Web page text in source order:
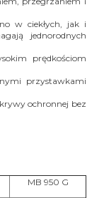
w ciekłych, jak i
jednorodnych
prędkościom
przystawkami
ochronnej bez
MB 950 G